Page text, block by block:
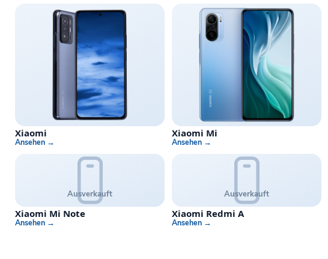
Xiaomi
Ansehen →
Xiaomi Mi
Ansehen →
Ausverkauft
Xiaomi Mi Note
Ansehen →
Ausverkauft
Xiaomi Redmi A
Ansehen →